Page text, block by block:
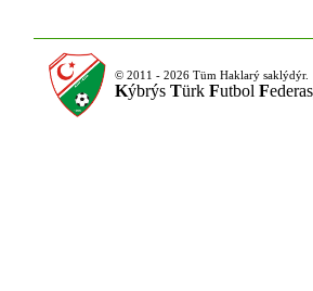
© 2011 - 2026 Tüm Haklarý saklýdýr.
Kýbrýs Türk Futbol F